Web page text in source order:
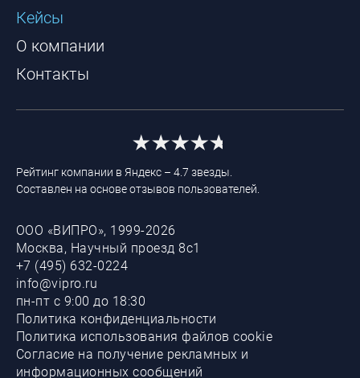
Кейсы
О компании
Контакты
ООО «ВИПРО», 1999-2026
Москва, Научный проезд 8с1
+7 (495) 632-0224
info@vipro.ru
пн-пт с 9:00 до 18:30
Политика конфиденциальности
Политика использования файлов cookie
Согласие на получение рекламных и
информационных сообщений
Рейтинг компании в Яндекс – 4.7 звезды.
Составлен на основе отзывов пользователей.